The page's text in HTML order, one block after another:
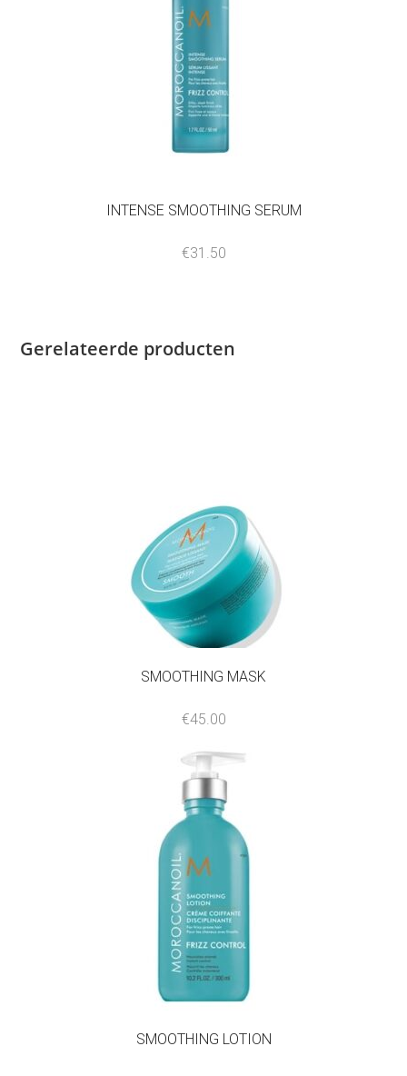
INTENSE SMOOTHING SERUM
€31.50
Gerelateerde producten
SMOOTHING MASK
€45.00
SMOOTHING LOTION